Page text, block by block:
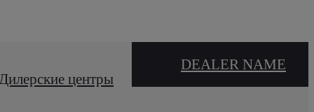
Дилерские центры
DEALER NAME